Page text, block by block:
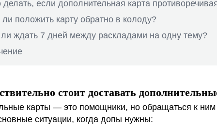
делать, если дополнительная карта
положить карту обратно в колоду?
ждать 7 дней между раскладами на одну тему?
стоит доставать
карты — это помощники, но обращаться к ним
ситуации, когда допы нужны: